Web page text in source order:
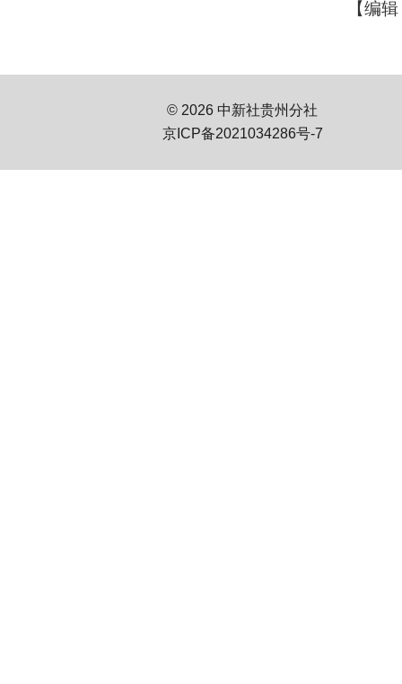
【编
© 2026 中新社贵州分社
京ICP备2021034286号-7